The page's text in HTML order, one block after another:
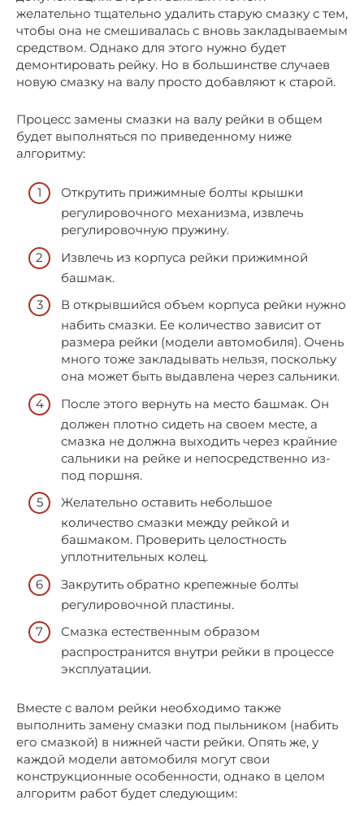
желательно тщательно удалить старую смазку с тем,
чтобы она не смешивалась с вновь закладываемым
средством. Однако для этого нужно будет
демонтировать рейку. Но в большинстве случаев
новую смазку на валу просто добавляют к старой.
Процесс замены смазки на валу рейки в общем
будет выполняться по приведенному ниже
алгоритму:
Открутить прижимные болты крышки
регулировочного механизма, извлечь
регулировочную пружину.
Извлечь из корпуса рейки прижимной
башмак.
В открывшийся объем корпуса рейки нужно
набить смазки. Ее количество зависит от
размера рейки (модели автомобиля). Очень
много тоже закладывать нельзя, поскольку
она может быть выдавлена через сальники.
После этого вернуть на место башмак. Он
должен плотно сидеть на своем месте, а
смазка не должна выходить через крайние
сальники на рейке и непосредственно из-
под поршня.
Желательно оставить небольшое
количество смазки между рейкой и
башмаком. Проверить целостность
уплотнительных колец.
Закрутить обратно крепежные болты
регулировочной пластины.
Смазка естественным образом
распространится внутри рейки в процессе
эксплуатации.
Вместе с валом рейки необходимо также
выполнить замену смазки под пыльником (набить
его смазкой) в нижней части рейки. Опять же, у
каждой модели автомобиля могут свои
конструкционные особенности, однако в целом
алгоритм работ будет следующим: